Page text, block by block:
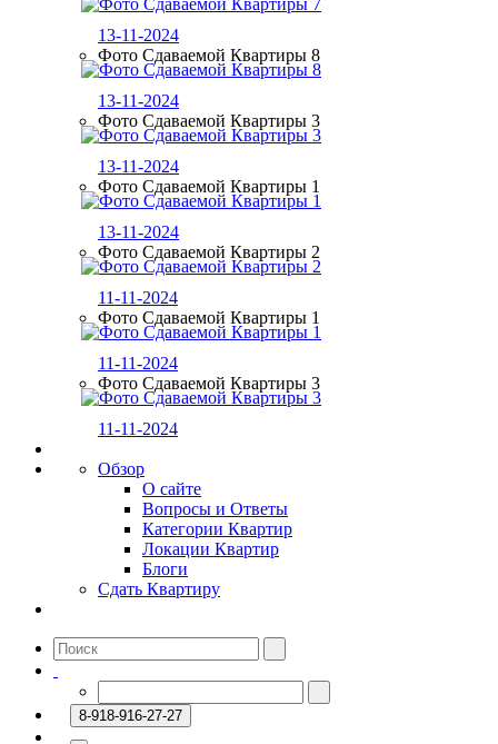
13-11-2024
Фото Сдаваемой Квартиры 8
13-11-2024
Фото Сдаваемой Квартиры 3
13-11-2024
Фото Сдаваемой Квартиры 1
13-11-2024
Фото Сдаваемой Квартиры 2
11-11-2024
Фото Сдаваемой Квартиры 1
11-11-2024
Фото Сдаваемой Квартиры 3
11-11-2024
Обзор
О сайте
Вопросы и Ответы
Категории Квартир
Локации Квартир
Блоги
Сдать Квартиру
8-918-916-27-27